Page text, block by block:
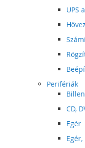
UPS
Perifériák
CD,
Egér